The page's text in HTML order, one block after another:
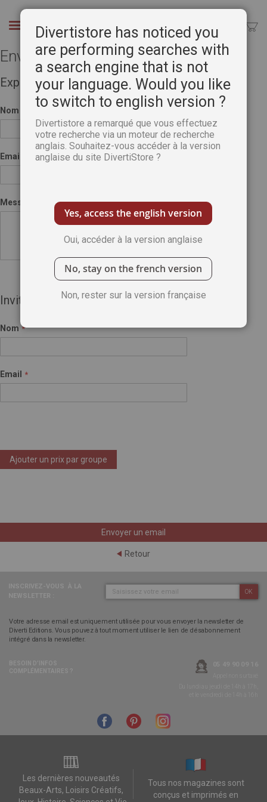
Chercher
Envoyer à un ami
Expéditeur
Nom
Email
Message
Invité(e)
Nom
Email
Ajouter un prix par groupe
Envoyer un email
Retour
OK
Votre adresse email est uniquement utilisée pour vous envoyer la newsletter de
Diverti Editions. Vous pouvez à tout moment utiliser le lien de désabonnement
intégré dans la newsletter.
Les dernières nouveautés
Beaux-Arts, Loisirs Créatifs,
Tous nos magazines sont
conçus et imprimés en
Divertistore has noticed you
are performing searches with
a search engine that is not
your language. Would you like
to switch to english version ?
Divertistore a remarqué que vous effectuez
votre recherche via un moteur de recherche
anglais. Souhaitez-vous accéder à la version
anglaise du site DivertiStore ?
Yes, access the english version
Oui, accéder à la version anglaise
No, stay on the french version
Non, rester sur la version française